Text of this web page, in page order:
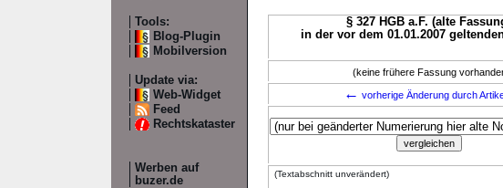
Tools:
Blog-Plugin
Mobilversion
Update via:
Web-Widget
Feed
Rechtskataster
Werben auf
buzer.de
§ 327 HGB a.F. (alte
in der vor dem 01.01.2007
(keine frühere Fassung
← vorherige Änderung durch
(Textabschnitt unverändert)